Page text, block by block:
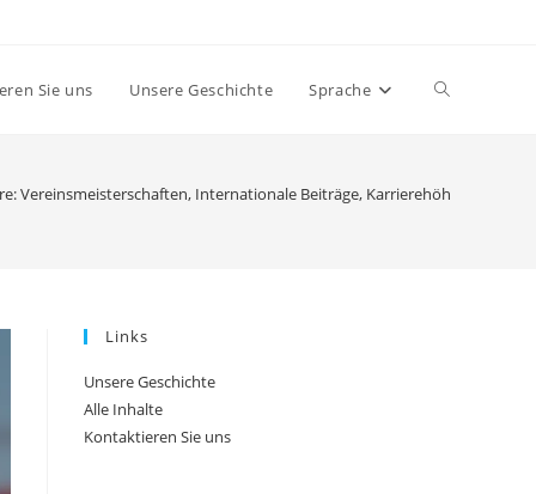
Sie uns Unsere Geschichte Sprache Toggle
Vereinsmeisterschaften, Internationale Beiträge, Karrierehöhepunkte
Links
Unsere Geschichte
Alle Inhalte
Kontaktieren Sie uns